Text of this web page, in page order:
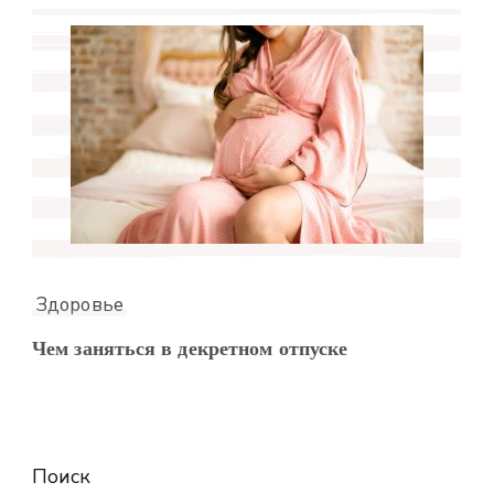
Здоровье
Чем заняться в декретном отпуске
Поиск